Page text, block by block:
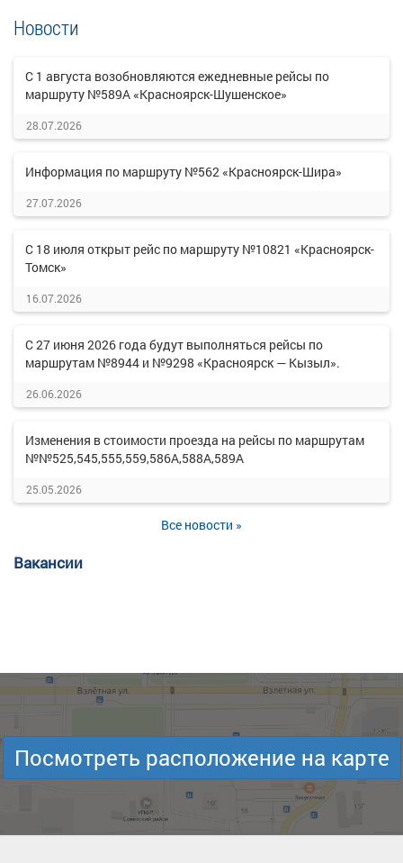
Новости
С 1 августа возобновляются ежедневные рейсы по
маршруту №589А «Красноярск-Шушенское»
28.07.2026
Информация по маршруту №562 «Красноярск-Шира»
27.07.2026
С 18 июля открыт рейс по маршруту №10821 «Красноярск-
Томск»
16.07.2026
С 27 июня 2026 года будут выполняться рейсы по
маршрутам №8944 и №9298 «Красноярск — Кызыл».
26.06.2026
Изменения в стоимости проезда на рейсы по маршрутам
№№525,545,555,559,586А,588А,589А
25.05.2026
Все новости »
Вакансии
Посмотреть расположение на карте